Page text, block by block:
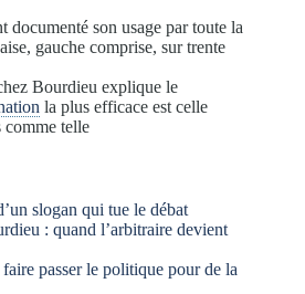
documenté son usage par toute la
gauche comprise, sur trente
Bourdieu explique le
la plus efficace est celle
comme telle
slogan qui tue le débat
: quand l’arbitraire devient
passer le politique pour de la